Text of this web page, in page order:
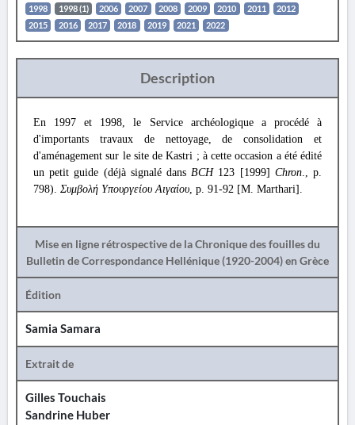
1998 1998 (1) 2006 2007 2008 2009 2010 2011
2012
2015
2016 2017 2018 2019 2021 2022
Description
En 1997 et 1998, le Service archéologique a procédé à
d'importants travaux de nettoyage, de consolidation et
d'aménagement sur le site de Kastri ; à cette occasion a été édité
un petit guide (déjà signalé dansBCH123 [1999] Chron., p.
798). Συμβολή Υπουργείου Αιγαίου, p. 91-92 [M. Marthari].
Mise en ligne rétrospective de la Chronique des fouilles du
Bulletin de Correspondance Hellénique (1920-2004) en Grèce
Édition
Samia Samara
Extrait de
Gilles Touchais
Sandrine Huber